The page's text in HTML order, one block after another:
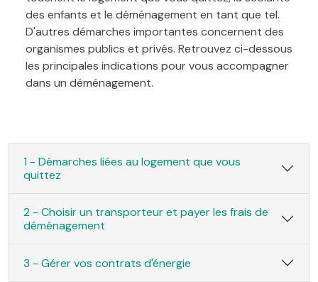
des enfants et le déménagement en tant que tel.
D'autres démarches importantes concernent des
organismes publics et privés. Retrouvez ci-dessous
les principales indications pour vous accompagner
dans un déménagement.
1 - Démarches liées au logement que vous
quittez
2 - Choisir un transporteur et payer les frais de
déménagement
3 - Gérer vos contrats d'énergie